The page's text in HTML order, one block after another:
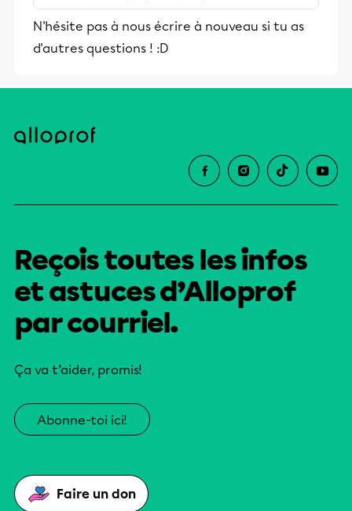
stimulants, Alloprof engage les élèves
et leurs parents dans la réussite
éducative.
N'hésite pas à nous écrire à nouveau si tu as
d'autres questions ! :D
Reçois toutes les infos
et astuces d’Alloprof
par courriel.
Ça va t’aider, promis!
Abonne-toi ici!
Faire un don